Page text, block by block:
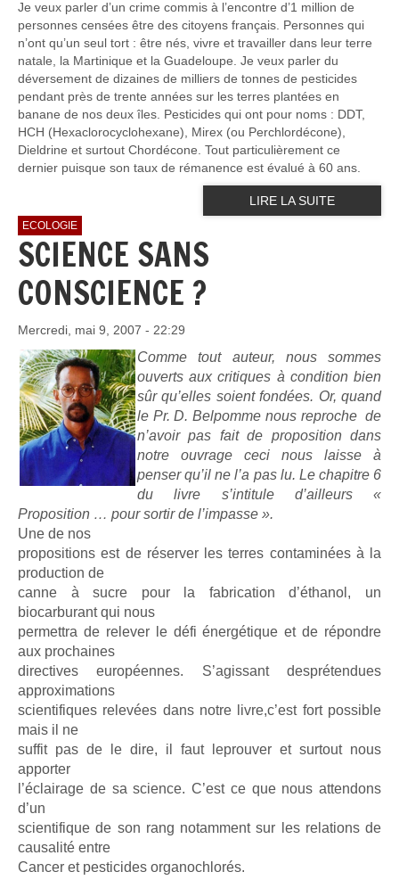
Je veux parler d’un crime commis à l’encontre d’1 million de
personnes censées être des citoyens français. Personnes qui
n’ont qu’un seul tort : être nés, vivre et travailler dans leur terre
natale, la Martinique et la Guadeloupe. Je veux parler du
déversement de dizaines de milliers de tonnes de pesticides
pendant près de trente années sur les terres plantées en
banane de nos deux îles. Pesticides qui ont pour noms : DDT,
HCH (Hexaclorocyclohexane), Mirex (ou Perchlordécone),
Dieldrine et surtout Chordécone. Tout particulièrement ce
dernier puisque son taux de rémanence est évalué à 60 ans.
LIRE LA SUITE
ECOLOGIE
SCIENCE SANS
CONSCIENCE ?
Mercredi, mai 9, 2007 - 22:29
Comme tout auteur, nous sommes
ouverts aux critiques à condition bien
sûr qu’elles soient fondées. Or, quand
le Pr. D. Belpomme nous reproche de
n’avoir pas fait de proposition dans
notre ouvrage ceci nous laisse à
penser qu’il ne l’a pas lu. Le chapitre 6
du livre s’intitule d’ailleurs «
Proposition … pour sortir de l’impasse ».
Une de nos
propositions est de réserver les terres contaminées à la
production de
canne à sucre pour la fabrication d’éthanol, un
biocarburant qui nous
permettra de relever le défi énergétique et de répondre
aux prochaines
directives européennes. S’agissant desprétendues
approximations
scientifiques relevées dans notre livre,c’est fort possible
mais il ne
suffit pas de le dire, il faut leprouver et surtout nous
apporter
l’éclairage de sa science. C’est ce que nous attendons
d’un
scientifique de son rang notamment sur les relations de
causalité entre
Cancer et pesticides organochlorés.